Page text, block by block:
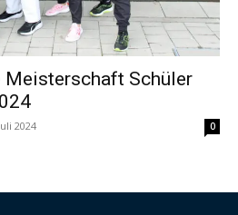
Meisterschaft Schüler
2024 0